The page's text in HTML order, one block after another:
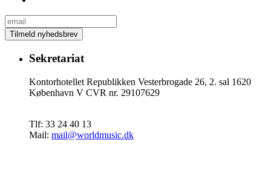
Sekretariat
Kontorhotellet Republikken Vesterbrogade 26, 2. sal 1620
København V CVR nr. 29107629
Tlf: 33 24 40 13
Mail: mail@worldmusic.dk